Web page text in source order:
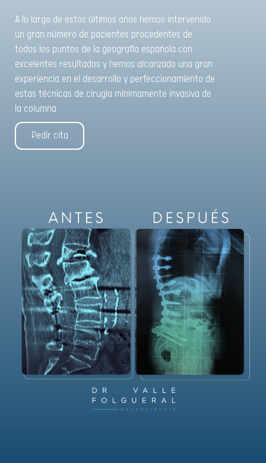
A lo largo de estos últimos años hemos intervenido
un gran número de pacientes procedentes de
todos los puntos de la geografía española con
excelentes resultados y hemos alcanzado una gran
experiencia en el desarrollo y perfeccionamiento de
estas técnicas de cirugía mínimamente invasiva de
la columna.
Pedir cita